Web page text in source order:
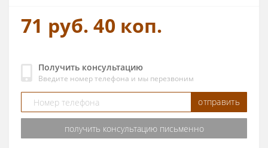
71 руб. 40 коп.
Получить консультацию
Введите номер телефона и мы перезвоним
отправить
получить консультацию письменно